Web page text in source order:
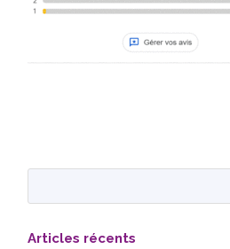
Articles récents